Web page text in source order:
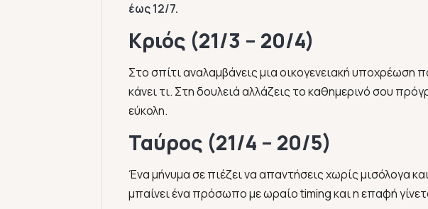
έως 12/7.
Κριός (21/3 – 20/4)
Στο σπίτι αναλαμβάνεις μια οικογενειακή υποχρέωση
κάνει τι. Στη δουλειά αλλάζεις το καθημερινό σου
εύκολη.
Ταύρος (21/4 – 20/5)
Ένα μήνυμα σε πιέζει να απαντήσεις χωρίς μισόλογα
μπαίνει ένα πρόσωπο με ωραίο timing και η επαφή